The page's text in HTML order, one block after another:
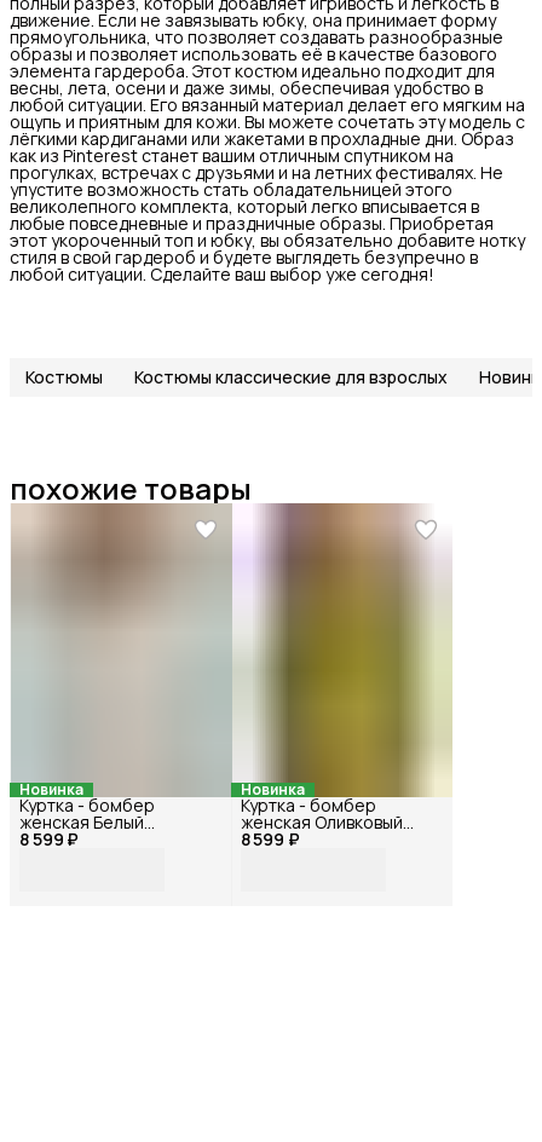
движение. Если не завязывать юбку, она принимает форму
прямоугольника, что позволяет создавать разнообразные
образы и позволяет использовать её в качестве базового
элемента гардероба. Этот костюм идеально подходит для
весны, лета, осени и даже зимы, обеспечивая удобство в
любой ситуации. Его вязанный материал делает его мягким на
ощупь и приятным для кожи. Вы можете сочетать эту модель с
лёгкими кардиганами или жакетами в прохладные дни. Образ
как из Pinterest станет вашим отличным спутником на
прогулках, встречах с друзьями и на летних фестивалях. Не
упустите возможность стать обладательницей этого
великолепного комплекта, который легко вписывается в
любые повседневные и праздничные образы. Приобретая
этот укороченный топ и юбку, вы обязательно добавите нотку
стиля в свой гардероб и будете выглядеть безупречно в
любой ситуации. Сделайте ваш выбор уже сегодня!
Костюмы Костюмы классические для взрослых
похожие товары
Новинка
8 599 ₽
Куртка - бомбер
женская Белый
72114БФ_42
Новинка
8 599 ₽
Куртка - бомбер
женская Оливковый
72115БФ_42